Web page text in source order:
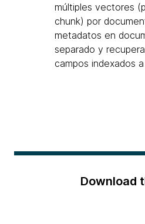
múltiples vectores
chunk) por
metadatos en
separado y
campos indexados
Download